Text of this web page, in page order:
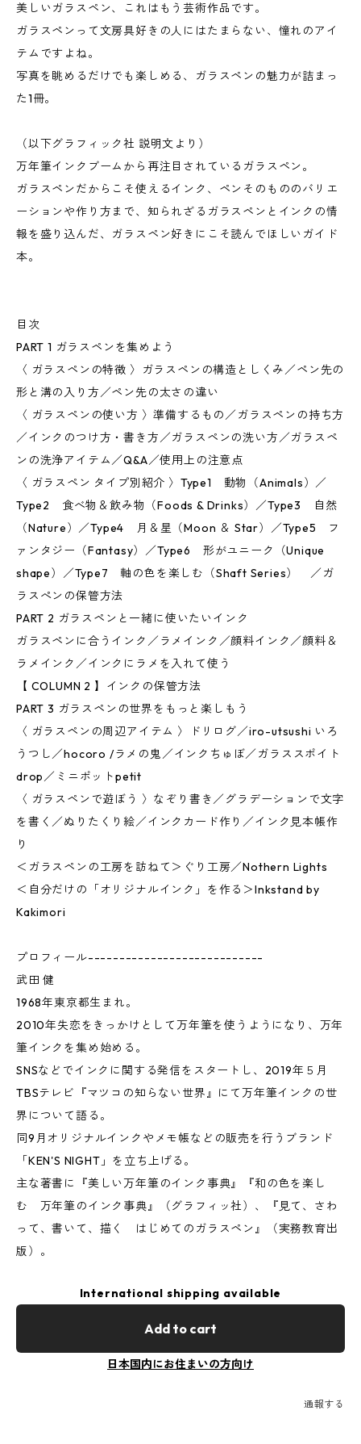
美しいガラスペン、これはもう芸術作品です。
ガラスペンって文房具好きの人にはたまらない、憧れのアイ
テムですよね。
写真を眺めるだけでも楽しめる、ガラスペンの魅力が詰まっ
た1冊。
（以下グラフィック社 説明文より）
万年筆インクブームから再注目されているガラスペン。
ガラスペンだからこそ使えるインク、ペンそのもののバリエ
ーションや作り方まで、知られざるガラスペンとインクの情
報を盛り込んだ、ガラスペン好きにこそ読んでほしいガイド
本。
目次
PART 1 ガラスペンを集めよう
〈 ガラスペンの特徴 〉ガラスペンの構造としくみ／ペン先の
形と溝の入り方／ペン先の太さの違い
〈 ガラスペンの使い方 〉準備するもの／ガラスペンの持ち方
／インクのつけ方・書き方／ガラスペンの洗い方／ガラスペ
ンの洗浄アイテム／Q&A／使用上の注意点
〈 ガラスペン タイプ別紹介 〉Type1 動物（Animals）／
Type2 食べ物＆飲み物（Foods & Drinks）／Type3 自然
（Nature）／Type4 月＆星（Moon ＆ Star）／Type5 フ
ァンタジー（Fantasy）／Type6 形がユニーク（Unique
shape）／Type7 軸の色を楽しむ（Shaft Series） ／ガ
ラスぺンの保管方法
PART 2 ガラスペンと一緒に使いたいインク
ガラスペンに合うインク／ラメインク／顔料インク／顔料＆
ラメインク／インクにラメを入れて使う
【 COLUMN 2 】インクの保管方法
PART 3 ガラスペンの世界をもっと楽しもう
〈 ガラスペンの周辺アイテム 〉ドリログ／iro-utsushi いろ
うつし／hocoro /ラメの鬼／インクちゅぼ／ガラススポイト
drop／ミニポットpetit
〈 ガラスペンで遊ぼう 〉なぞり書き／グラデーションで文字
を書く／ぬりたくり絵／インクカード作り／インク見本帳作
り
＜ガラスペンの工房を訪ねて＞ぐり工房／Nothern Lights
＜自分だけの「オリジナルインク」を作る＞Inkstand by
Kakimori
プロフィール----------------------------
武田 健
1968年東京都生まれ。
2010年失恋をきっかけとして万年筆を使うようになり、万年
筆インクを集め始める。
SNSなどでインクに関する発信をスタートし、2019年５月
TBSテレビ『マツコの知らない世界』にて万年筆インクの世
界について語る。
同9月オリジナルインクやメモ帳などの販売を行うブランド
「KEN'S NIGHT」を立ち上げる。
主な著書に『美しい万年筆のインク事典』『和の色を楽し
む 万年筆のインク事典』（グラフィッ社）、『見て、さわ
って、書いて、描く はじめてのガラスペン』（実務教育出
版）。
International shipping available
Add to cart
日本国内にお住まいの方向け
通報する